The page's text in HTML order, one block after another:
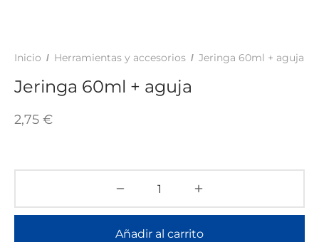
Inicio / Herramientas y accesorios / Jeringa 60ml + aguja
Jeringa 60ml + aguja
2,75 €
Añadir al carrito
TINTES Y MANUALIDADES